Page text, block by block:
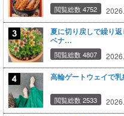
閲覧総数 4752
夏に切り戻しで繰り
ベナ…
閲覧総数 4807
高輪ゲートウェイで
閲覧総数 2533